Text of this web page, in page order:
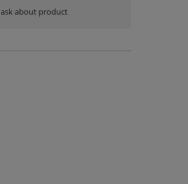
ask about product